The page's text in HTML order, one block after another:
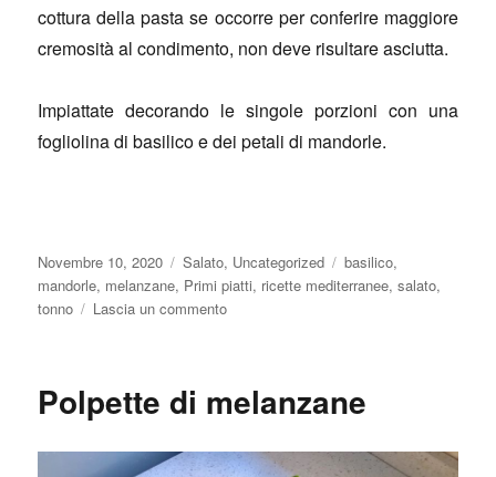
cottura della pasta se occorre per conferire maggiore
cremosità al condimento, non deve risultare asciutta.
Impiattate decorando le singole porzioni con una
fogliolina di basilico e dei petali di mandorle.
Pubblicato
il
Novembre 10, 2020 Categorie
Salato, Uncategorized Tag
basilico,
mandorle, melanzane, Primi piatti, ricette mediterranee,salato,
tonno
Lascia un commentosu
e
Polpette di melanzane